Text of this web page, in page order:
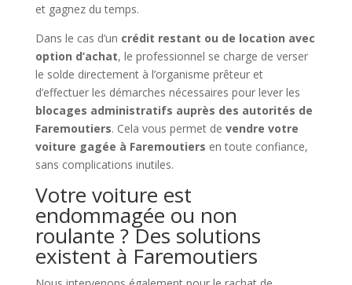
et gagnez du temps.
Dans le cas d’un crédit restant ou de location avec
option d’achat, le professionnel se charge de verser
le solde directement à l’organisme prêteur et
d’effectuer les démarches nécessaires pour lever les
blocages administratifs auprès des autorités de
Faremoutiers. Cela vous permet de vendre votre
voiture gagée à Faremoutiers en toute confiance,
sans complications inutiles.
Votre voiture est
endommagée ou non
roulante ? Des solutions
existent à Faremoutiers